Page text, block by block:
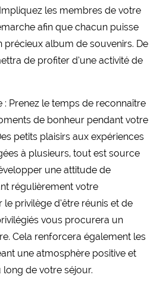
les membres de votre
afin que chacun puisse
album de souvenirs. De
de profiter d’une activité de
: Prenez le temps de reconnaître
de bonheur pendant votre
petits plaisirs aux expériences
à plusieurs, tout est source
une attitude de
régulièrement votre
privilège d’être réunis et de
vous procurera un
Cela renforcera également les
une atmosphère positive et
de votre séjour.